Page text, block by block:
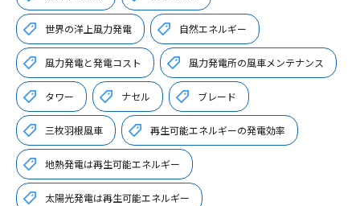
世界の洋上風力発電 自然エネルギー
風力発電と発電コスト 風力発電所の風車メンテナンス
タワー ナセル ブレード
三枚羽根風車 再生可能エネルギーの発電効率
地熱発電は再生可能エネルギー
太陽光発電は再生可能エネルギー